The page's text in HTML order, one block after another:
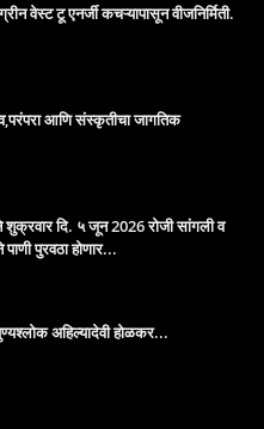
वेस्ट टू एनर्जी कचऱ्यापासून वीजनिर्मिती.
आणि संस्कृतीचा जागतिक
शुक्रवार दि. ५ जून 2026 रोजी सांगली व
पुरवठा होणार...
अहिल्यादेवी होळकर...